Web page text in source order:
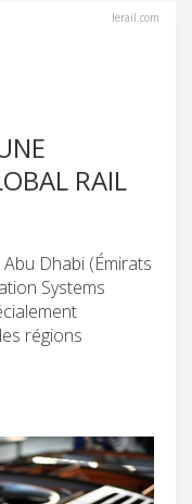
lerail.com
RAIL
Dhabi (Émirats
Systems
régions